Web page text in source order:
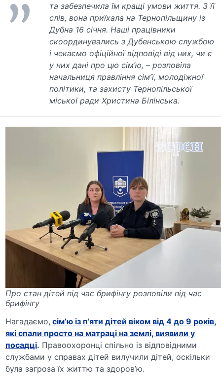
та забезпечила їм кращі умови життя. З її
слів, вона приїхала на Тернопільщину із
Дубна 16 січня. Наші працівники
скоординувались з Дубенською службою
і чекаємо офіційної відповіді від них, чи є
у них дані про цю сім’ю, – розповіла
начальниця правління сімʼї, молодіжної
політики, та захисту Тернопільської
міської ради Христина Білінська.
Про стан дітей під час брифінгу розповіли під час
брифінгу
Нагадаємо, сім’ю із п’яти дітей віком від 4 до 9 років,
які спали просто на матраці на землі, виявили у
посадці. Правоохоронці спільно із відповідними
службами у справах дітей вилучили дітей, оскільки
була загроза їх життю та здоров’ю.